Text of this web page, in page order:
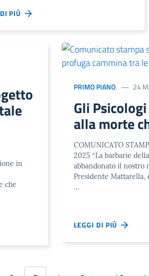
PIÙ
in
che
PRIMO PIANO 24
Gli
alla morte
COMUNICATO
2025 “La barbarie
abbandonato il nostro
Presidente Mattarella,
…
LEGGI DI PIÙ